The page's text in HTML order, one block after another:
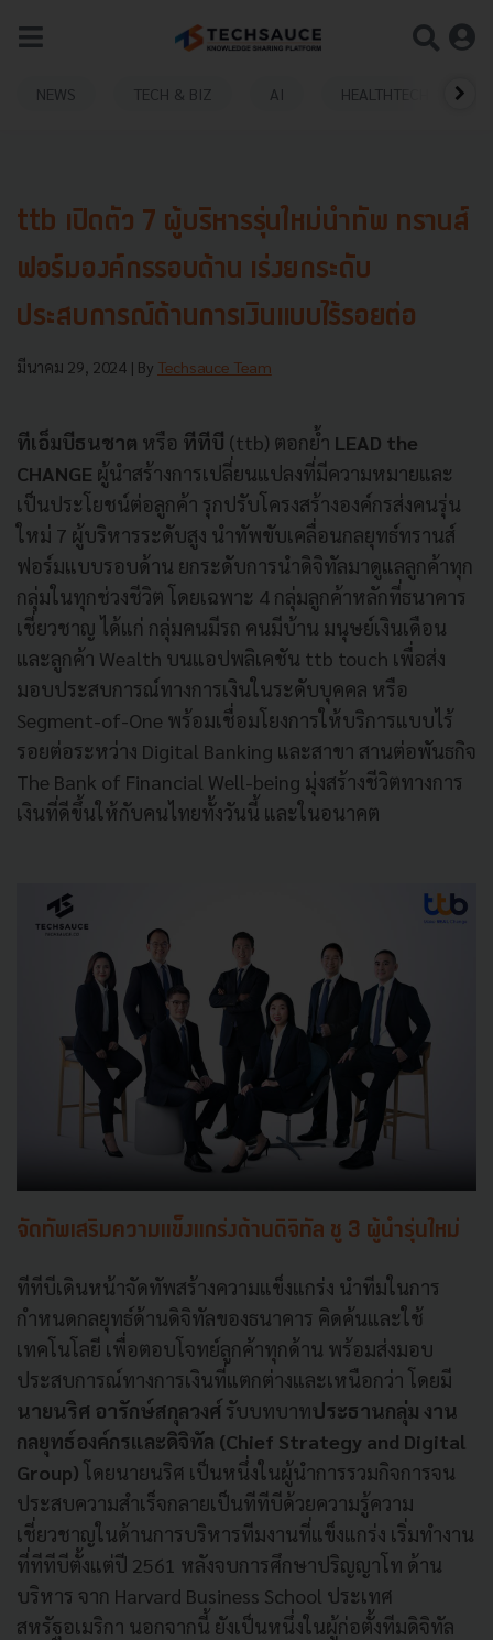
NEWS TECH & BIZ AI HEALTHTECH
ttb เปิดตัว 7 ผู้บริหารรุ่นใหม่นำทัพ ทรานส์
ฟอร์มองค์กรรอบด้าน เร่งยกระดับ
ประสบการณ์ด้านการเงินแบบไร้รอยต่อ
มีนาคม 29, 2024 | By Techsauce Team
ทีเอ็มบีธนชาต หรือ ทีทีบี (ttb) ตอกย้ำ LEAD the
CHANGE ผู้นำสร้างการเปลี่ยนแปลงที่มีความหมายและ
เป็นประโยชน์ต่อลูกค้า รุกปรับโครงสร้างองค์กรส่งคนรุ่น
ใหม่ 7 ผู้บริหารระดับสูง นำทัพขับเคลื่อนกลยุทธ์ทรานส์
ฟอร์มแบบรอบด้าน ยกระดับการนำดิจิทัลมาดูแลลูกค้าทุก
กลุ่มในทุกช่วงชีวิต โดยเฉพาะ 4 กลุ่มลูกค้าหลักที่ธนาคาร
เชี่ยวชาญ ได้แก่ กลุ่มคนมีรถ คนมีบ้าน มนุษย์เงินเดือน
และลูกค้า Wealth บนแอปพลิเคชัน ttb touch เพื่อส่ง
มอบประสบการณ์ทางการเงินในระดับบุคคล หรือ
Segment-of-One พร้อมเชื่อมโยงการให้บริการแบบไร้
รอยต่อระหว่าง Digital Banking และสาขา สานต่อพันธกิจ
The Bank of Financial Well-being มุ่งสร้างชีวิตทางการ
เงินที่ดีขึ้นให้กับคนไทยทั้งวันนี้ และในอนาคต
จัดทัพเสริมความแข็งแกร่งด้านดิจิทัล ชู 3 ผู้นำรุ่นใหม่
ทีทีบีเดินหน้าจัดทัพสร้างความแข็งแกร่ง นำทีมในการ
กำหนดกลยุทธ์ด้านดิจิทัลของธนาคาร คิดค้นและใช้
เทคโนโลยี เพื่อตอบโจทย์ลูกค้าทุกด้าน พร้อมส่งมอบ
ประสบการณ์ทางการเงินที่แตกต่างและเหนือกว่า โดยมี
นายนริศ อารักษ์สกุลวงศ์ รับบทบาทประธานกลุ่ม งาน
กลยุทธ์องค์กรและดิจิทัล (Chief Strategy and Digital
Group) โดยนายนริศ เป็นหนึ่งในผู้นำการรวมกิจการจน
ประสบความสำเร็จกลายเป็นทีทีบีด้วยความรู้ความ
เชี่ยวชาญในด้านการบริหารทีมงานที่แข็งแกร่ง เริ่มทำงาน
ที่ทีทีบีตั้งแต่ปี 2561 หลังจบการศึกษาปริญญาโท ด้าน
บริหาร จาก Harvard Business School ประเทศ
สหรัฐอเมริกา นอกจากนี้ ยังเป็นหนึ่งในผู้ก่อตั้งทีมดิจิทัล